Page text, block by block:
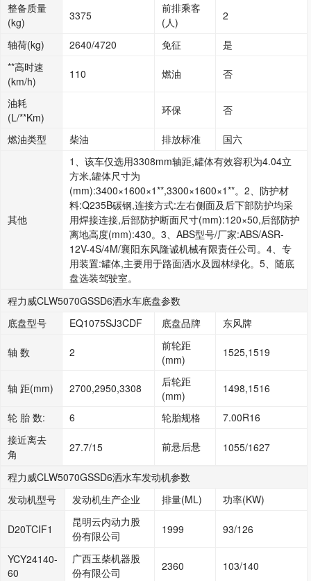
整备质量
(kg)
3375
前排乘客
(人)
2
轴荷(kg) 2640/4720 免征
是
**高时速
(km/h)
110 燃油 否
油耗
(L/**Km)
环保 否
燃油类型 柴油 排放标准 国六
其他
1、该车仅选用3308mm轴距,罐体有效容积为4.04立
方米,罐体尺寸为
(mm):3400×1600×1**,3300×1600×1**。2、防护材
料:Q235B碳钢,连接方式:左右侧面及后下部防护均采
用焊接连接,后部防护断面尺寸(mm):120×50,后部防护
离地高度(mm):430。3、ABS型号/厂家:ABS/ASR-
12V-4S/4M/襄阳东风隆诚机械有限责任公司。4、专
用装置:罐体,主要用于路面洒水及园林绿化。5、随底
盘选装驾驶室。
程力威CLW5070GSSD6洒水车底盘参数
底盘型号
EQ1075SJ3CDF 底盘品牌 东风牌
轴 数 2
前轮距
(mm)
1525,1519
轴 距(mm) 2700,2950,3308
后轮距
(mm)
1498,1516
轮 胎 数: 6 轮胎规格
7.00R16
接近离去
角
27.7/15 前悬后悬 1055/1627
程力威CLW5070GSSD6洒水车发动机参数
发动机型号
发动机生产企业 排量(ML) 功率(KW)
D20TCIF1
昆明云内动力股
份有限公司
1999 93/126
YCY24140-
60
广西玉柴机器股
份有限公司
2360 103/140